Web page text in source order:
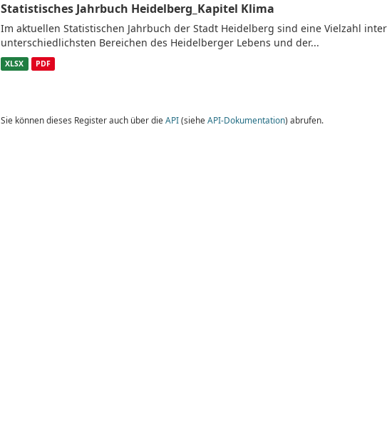
Statistisches Jahrbuch Heidelberg_Kapitel Klima
Im aktuellen Statistischen Jahrbuch der Stadt Heidelberg sind eine Vielzahl
unterschiedlichsten Bereichen des Heidelberger Lebens und der...
XLSX PDF
Sie können dieses Register auch über die API(siehe API-Dokumentation) abrufen.